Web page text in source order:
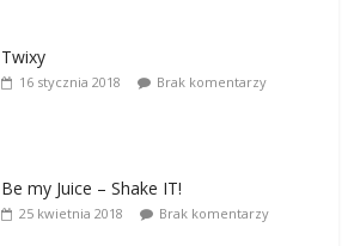
Twixy
16 stycznia 2018 Brak komentarzy
Be my Juice – Shake IT!
25 kwietnia 2018 Brak komentarzy